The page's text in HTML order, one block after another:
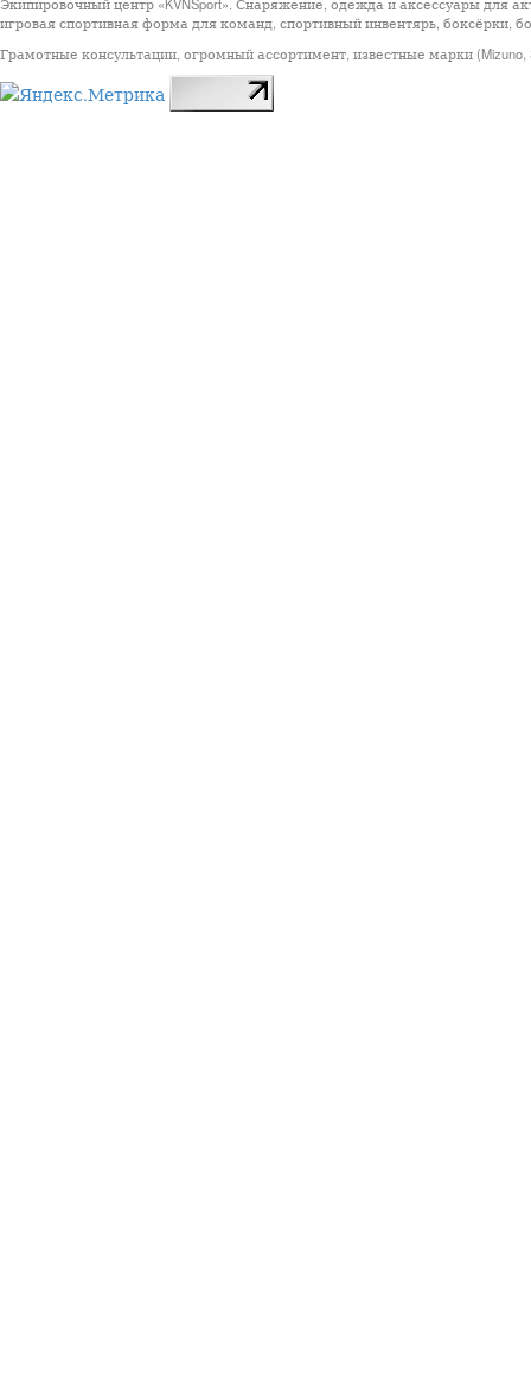
игровая спортивная форма для команд, спортивный инвентярь, боксёрки,
Грамотные консультации, огромный ассортимент, известные марки (Mizuno,